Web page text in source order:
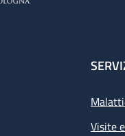
Visite